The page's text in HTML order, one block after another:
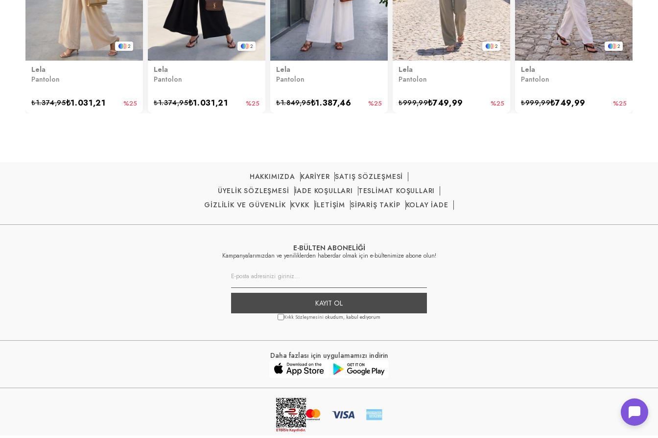
2
Lela
Pantolon
₺1.031,21
₺1.374,95 %25
2
Lela
Pantolon
₺1.031,21
₺1.374,95 %25
Lela
Pantolon
₺1.387,46
₺1.849,95 %25
2
Lela
Pantolon
₺749,99
₺999,99 %25
2
Lela
Pantolon
₺749,99
₺999,99 %25
HAKKIMIZDA KARİYER SATIŞ SÖZLEŞMESİ
ÜYELİK SÖZLEŞMESİ
İADE KOŞULLARI
TESLİMAT KOŞULLARI
GİZLİLİK VE GÜVENLİK KVKK İLETİŞİM SİPARİŞ TAKİP KOLAY İADE
E-BÜLTEN ABONELİĞİ
Kampanyalarımızdan ve yeniliklerden haberdar olmak için e-bültenimize abone olun!
KAYIT OL
Kvkk Sözleşmesini okudum, kabul ediyorum
Daha fazlası için uygulamamızı indirin